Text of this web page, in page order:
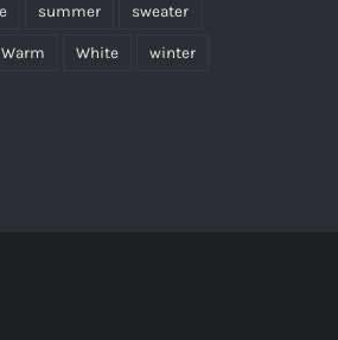
summer sweater
Warm White winter